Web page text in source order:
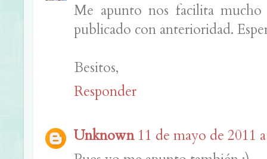
Me apunto nos facilita mucho
publicado con anterioridad.
Besitos,
Responder
Unknown 11 de mayo de 2011